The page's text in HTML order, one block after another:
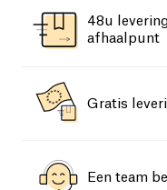
48u
afhaalpunt
Gratis
Een team